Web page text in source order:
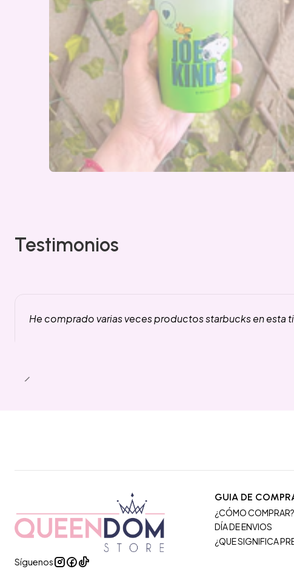
Testimonios
He comprado varias veces productos starbucks en esta
Síguenos
GUIA DE
¿CÓMO COMPRAR?
DÍA DE ENVIOS
¿QUE SIGNIFICA